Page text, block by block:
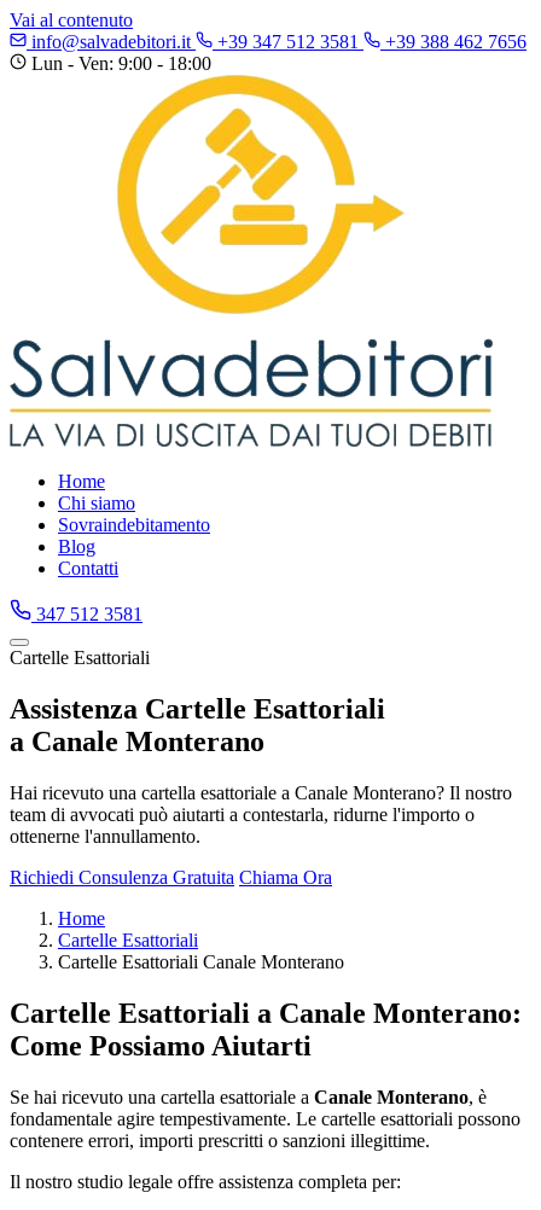
Vai al contenuto
info@salvadebitori.it
+39 347 512 3581
+39 388 462 7656
Lun - Ven: 9:00 - 18:00
Home
Chi siamo
Sovraindebitamento
Blog
Contatti
347 512 3581
Cartelle Esattoriali
Assistenza Cartelle Esattoriali
a Canale Monterano
Hai ricevuto una cartella esattoriale a Canale Monterano? Il nostro
team di avvocati può aiutarti a contestarla, ridurne l'importo o
ottenerne l'annullamento.
Richiedi Consulenza Gratuita Chiama Ora
Home
Cartelle Esattoriali
Cartelle Esattoriali Canale Monterano
Cartelle Esattoriali a Canale Monterano:
Come Possiamo Aiutarti
Se hai ricevuto una cartella esattoriale a Canale Monterano, è
fondamentale agire tempestivamente. Le cartelle esattoriali possono
contenere errori, importi prescritti o sanzioni illegittime.
Il nostro studio legale offre assistenza completa per: